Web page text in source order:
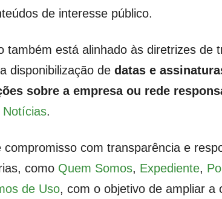
de interesse público.
também está alinhado às diretrizes
disponibilização de datas e
sobre a empresa ou rede
Notícias.
compromisso com transparência e
como Quem Somos, Expediente,
de Uso, com o objetivo de ampliar a